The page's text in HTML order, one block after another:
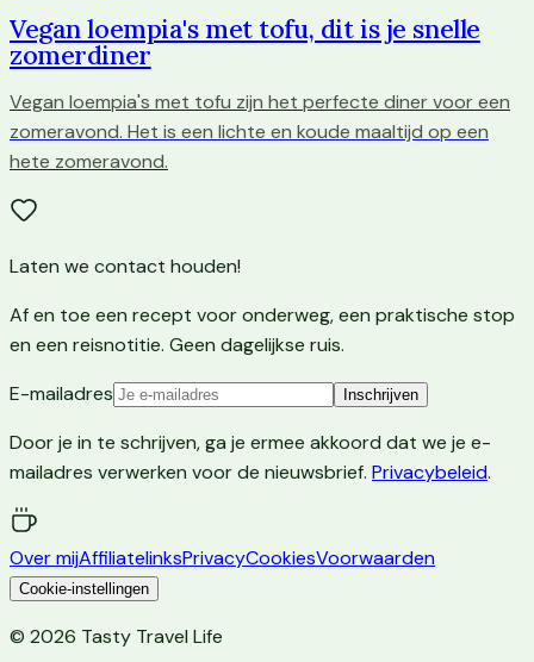
Vegan loempia's met tofu, dit is je snelle
zomerdiner
Vegan loempia's met tofu zijn het perfecte diner voor een
zomeravond. Het is een lichte en koude maaltijd op een
hete zomeravond.
Laten we contact houden!
Af en toe een recept voor onderweg, een praktische stop
en een reisnotitie. Geen dagelijkse ruis.
E-mailadres
Inschrijven
Door je in te schrijven, ga je ermee akkoord dat we je e-
mailadres verwerken voor de nieuwsbrief. Privacybeleid.
Over mijAffiliatelinksPrivacyCookiesVoorwaarden
Cookie-instellingen
© 2026 Tasty Travel Life